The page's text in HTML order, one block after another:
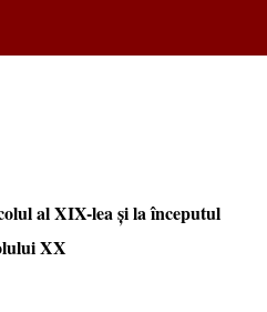
al XIX-lea şi la începutul
XX